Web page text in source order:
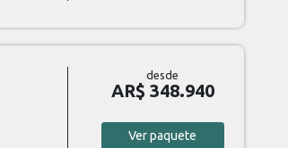
desde
AR$ 348.940
Verpaquete